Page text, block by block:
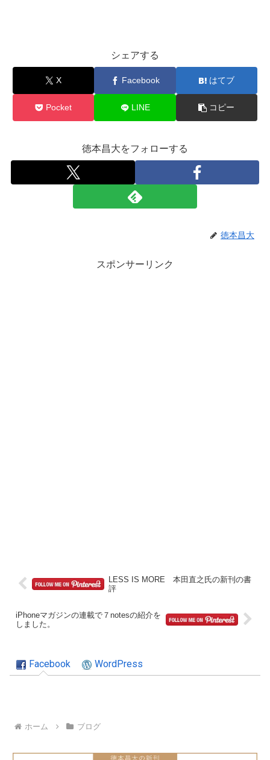
シェアする
X Facebook はてブ
Pocket LINE コピー
徳本昌大をフォローする
徳本昌大
スポンサーリンク
LESS IS MORE 本田直之氏の新刊の書
評
iPhoneマガジンの連載で７notesの紹介を
しました。
Facebook WordPress
ホーム ブログ